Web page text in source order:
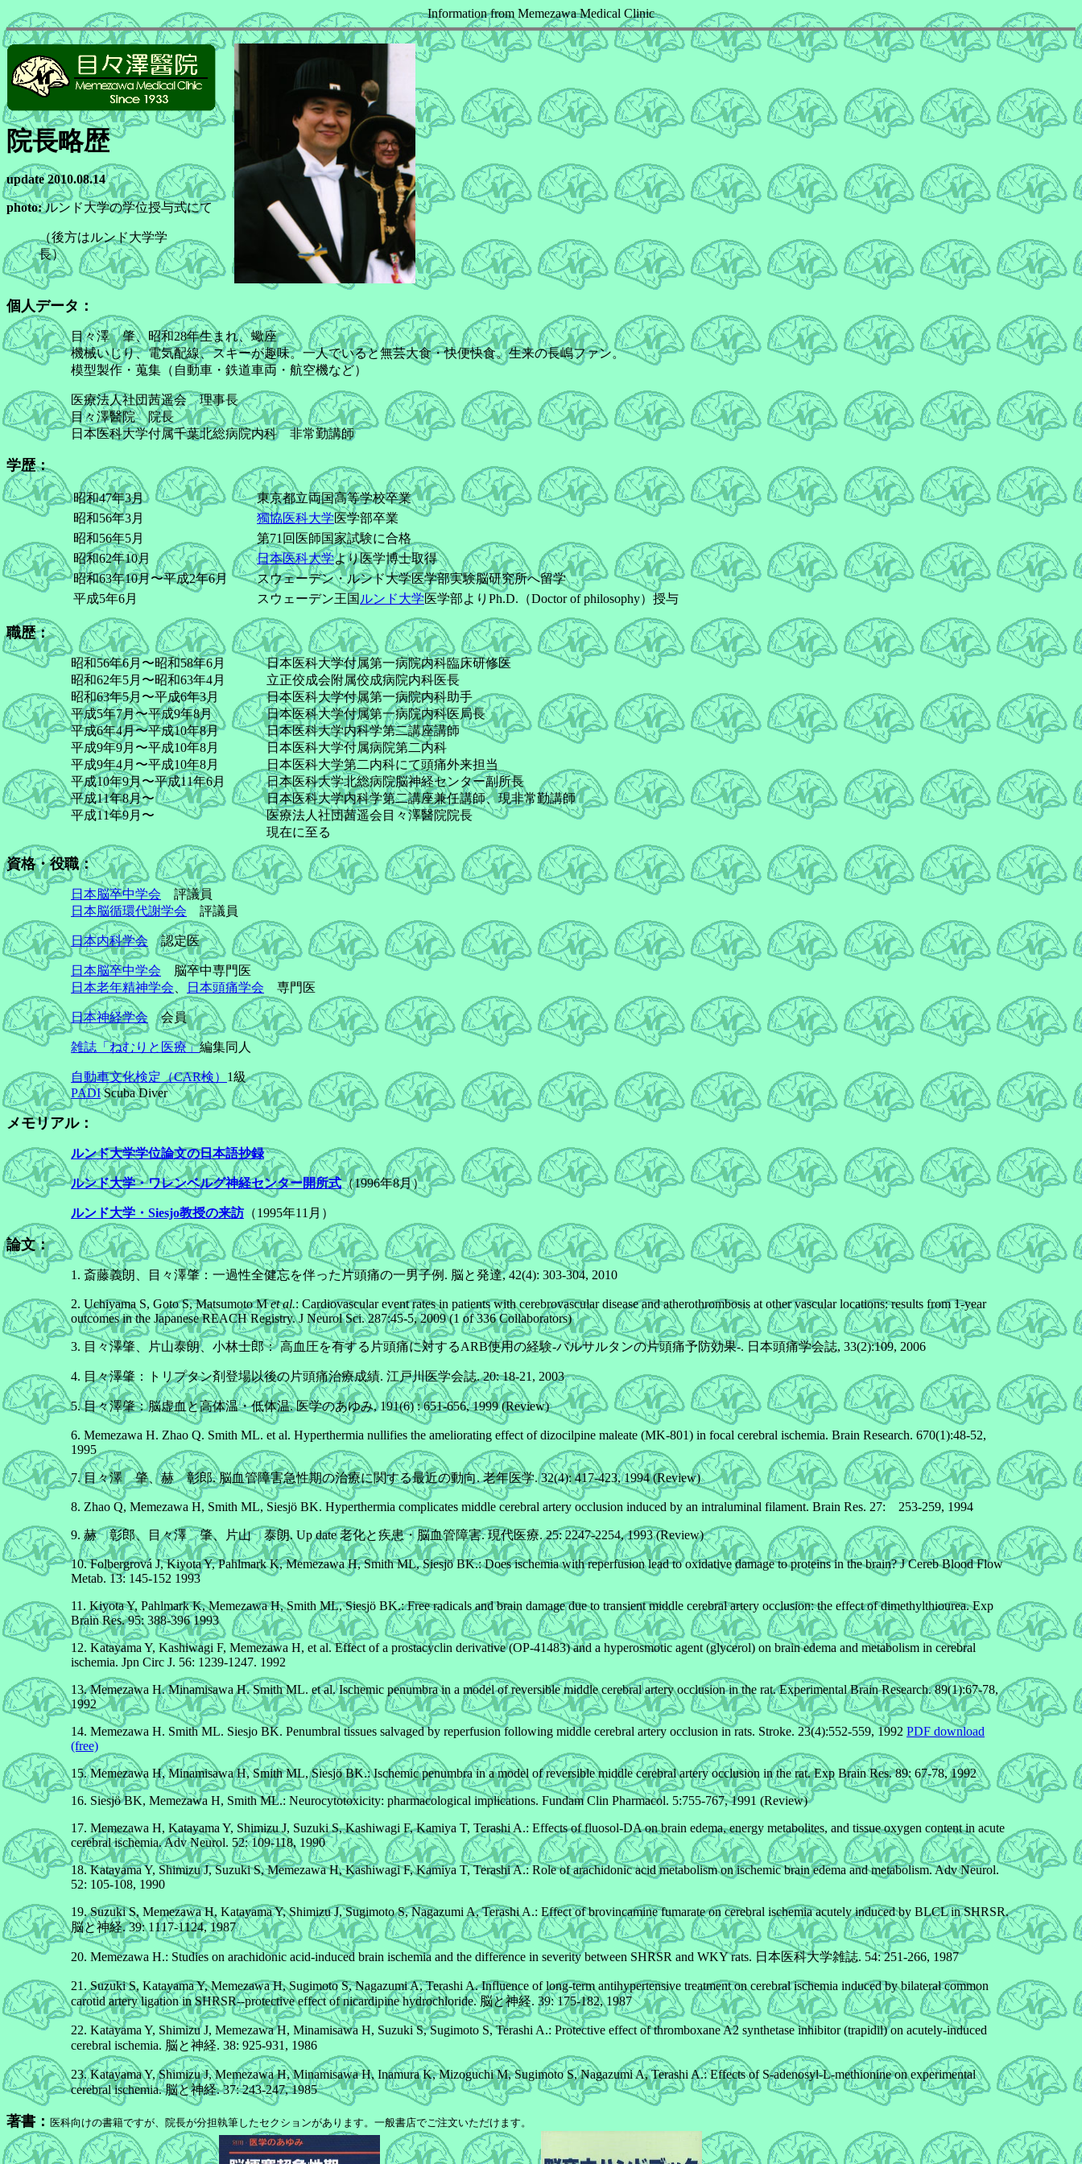
Information from Memezawa Medical Clinic
院長略歴
update 2010.08.14
photo:ルンド大学の学位授与式にて
（後方はルンド大学学
長）
個人データ ：
目々澤 肇、昭和28年生まれ、蠍座
機械いじり、電気配線、スキーが趣味。一人でいると無芸大食・快便快食。生来の長嶋ファン。
模型製作・蒐集（自動車・鉄道車両・航空機など）
医療法人社団茜遥会 理事長
目々澤醫院 院長
日本医科大学付属千葉北総病院内科 非常勤講師
学歴：
昭和47年3月
東京都立両国高等学校卒業
昭和56年3月
獨協医科大学医学部卒業
昭和56年5月
第71回医師国家試験に合格
昭和62年10月
日本医科大学より医学博士取得
昭和63年10月〜平成2年6月
スウェーデン・ルンド大学医学部実験脳研究所へ留学
平成5年6月
スウェーデン王国 ルンド大学医学部よりPh.D.（Doctor of philosophy）授与
職歴：
昭和56年6月〜昭和58年6月
日本医科大学付属第一病院内科臨床研修医
昭和62年5月〜昭和63年4月
立正佼成会附属佼成病院内科医長
昭和63年5月〜平成6年3月
日本医科大学付属第一病院内科助手
平成5年7月〜平成9年8月
日本医科大学付属第一病院内科医局長
平成6年4月〜平成10年8月
日本医科大学内科学第二講座講師
平成9年9月〜平成10年8月
日本医科大学付属病院第二内科
平成9年4月〜平成10年8月
日本医科大学第二内科にて頭痛外来担当
平成10年9月〜平成11年6月
日本医科大学北総病院脳神経センター副所長
平成11年8月〜
日本医科大学内科学第二講座兼任講師、現非常勤講師
平成11年9月〜
医療法人社団茜遥会目々澤醫院院長
現在に至る
資格・役職：
日本脳卒中学会 評議員
日本脳循環代謝学会 評議員
日本内科学会 認定医
日本脳卒中学会 脳卒中専門医
日本老年精神学会
日本頭痛学会 専門医
日本神経学会 会員
雑誌「ねむりと医療」編集同人
自動車文化検定（CAR検） 1級
PADIScuba Diver
メモリアル：
ルンド大学学位論文の日本語抄録
ルンド大学・ワレンベルグ神経センター開所式（1996年8月）
ルンド大学・Siesjo教授の来訪 （1995年11月）
論文：
1. 斎藤義朗、目々澤肇：一過性全健忘を伴った片頭痛の一男子例. 脳と発達, 42(4): 303-304, 2010
2. Uchiyama S, Goto S, Matsumoto Met al.: Cardiovascular event rates in patients with cerebrovascular disease and atherothrombosis at other vascular locations: results from 1-year
outcomes in the Japanese REACH Registry. J Neurol Sci. 287:45-5, 2009 (1 of 336 Collaborators)
3. 目々澤肇、片山泰朗、小林士郎： 高血圧を有する片頭痛に対するARB使用の経験-バルサルタンの片頭痛予防効果-. 日本頭痛学会誌, 33(2):109, 2006
4. 目々澤肇：トリプタン剤登場以後の片頭痛治療成績. 江戸川医学会誌. 20: 18-21, 2003
5. 目々澤肇：脳虚血と高体温・低体温. 医学のあゆみ, 191(6) : 651-656, 1999 (Review)
6. Memezawa H. Zhao Q. Smith ML. et al. Hyperthermia nullifies the ameliorating effect of dizocilpine maleate (MK-801) in focal cerebral ischemia. Brain Research. 670(1):48-52,
1995
7. 目々澤 肇、赫 彰郎. 脳血管障害急性期の治療に関する最近の動向. 老年医学. 32(4): 417-423, 1994 (Review)
8. Zhao Q, Memezawa H, Smith ML, Siesjö BK. Hyperthermia complicates middle cerebral artery occlusion induced by an intraluminal filament. Brain Res. 27: 253-259, 1994
9. 赫 彰郎、目々澤 肇、片山 泰朗. Up date 老化と疾患・脳血管障害. 現代医療. 25: 2247-2254, 1993 (Review)
10. Folbergrová J, Kiyota Y, Pahlmark K, Memezawa H, Smith ML, Siesjö BK.: Does ischemia with reperfusion lead to oxidative damage to proteins in the brain? J Cereb Blood Flow
Metab. 13: 145-152 1993
11. Kiyota Y, Pahlmark K, Memezawa H, Smith ML, Siesjö BK.: Free radicals and brain damage due to transient middle cerebral artery occlusion: the effect of dimethylthiourea. Exp
Brain Res. 95: 388-396 1993
12. Katayama Y, Kashiwagi F, Memezawa H, et al. Effect of a prostacyclin derivative (OP-41483) and a hyperosmotic agent (glycerol) on brain edema and metabolism in cerebral
ischemia. Jpn Circ J. 56: 1239-1247. 1992
13. Memezawa H. Minamisawa H. Smith ML. et al. Ischemic penumbra in a model of reversible middle cerebral artery occlusion in the rat. Experimental Brain Research. 89(1):67-78,
1992
14. Memezawa H. Smith ML. Siesjo BK. Penumbral tissues salvaged by reperfusion following middle cerebral artery occlusion in rats. Stroke. 23(4):552-559, 1992 PDF download
(free)
15. Memezawa H, Minamisawa H, Smith ML, Siesjö BK.: Ischemic penumbra in a model of reversible middle cerebral artery occlusion in the rat. Exp Brain Res. 89: 67-78, 1992
16. Siesjö BK, Memezawa H, Smith ML.: Neurocytotoxicity: pharmacological implications. Fundam Clin Pharmacol. 5:755-767, 1991 (Review)
17. Memezawa H, Katayama Y, Shimizu J, Suzuki S, Kashiwagi F, Kamiya T, Terashi A.: Effects of fluosol-DA on brain edema, energy metabolites, and tissue oxygen content in acute
cerebral ischemia. Adv Neurol. 52: 109-118, 1990
18. Katayama Y, Shimizu J, Suzuki S, Memezawa H, Kashiwagi F, Kamiya T, Terashi A.: Role of arachidonic acid metabolism on ischemic brain edema and metabolism. Adv Neurol.
52: 105-108, 1990
19. Suzuki S, Memezawa H, Katayama Y, Shimizu J, Sugimoto S, Nagazumi A, Terashi A.: Effect of brovincamine fumarate on cerebral ischemia acutely induced by BLCL in SHRSR.
脳と神経. 39: 1117-1124, 1987
20. Memezawa H.: Studies on arachidonic acid-induced brain ischemia and the difference in severity between SHRSR and WKY rats. 日本医科大学雑誌. 54: 251-266, 1987
21. Suzuki S, Katayama Y, Memezawa H, Sugimoto S, Nagazumi A, Terashi A. Influence of long-term antihypertensive treatment on cerebral ischemia induced by bilateral common
carotid artery ligation in SHRSR--protective effect of nicardipine hydrochloride. 脳と神経. 39: 175-182, 1987
22. Katayama Y, Shimizu J, Memezawa H, Minamisawa H, Suzuki S, Sugimoto S, Terashi A.: Protective effect of thromboxane A2 synthetase inhibitor (trapidil) on acutely-induced
cerebral ischemia. 脳と神経. 38: 925-931, 1986
23. Katayama Y, Shimizu J, Memezawa H, Minamisawa H, Inamura K, Mizoguchi M, Sugimoto S, Nagazumi A, Terashi A.: Effects of S-adenosyl-L-methionine on experimental
cerebral ischemia. 脳と神経. 37: 243-247, 1985
著書： 医科向けの書籍ですが、院長が分担執筆したセクションがあります。一般書店でご注文いただけます。